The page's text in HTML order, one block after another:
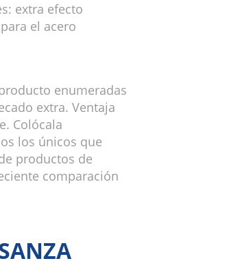
extra efecto
el acero
enumeradas
extra. Ventaja
Colócala
los únicos que
productos de
comparación